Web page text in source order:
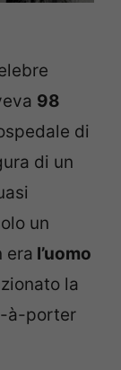
98
di
di un
un
era l’uomo
la
à-porter